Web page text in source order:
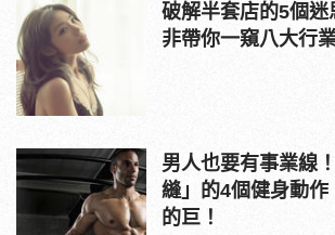
破解半套店的5個
非帶你一窺八大行業
男人也要有事業線
縫」的4個健身動
的巨！